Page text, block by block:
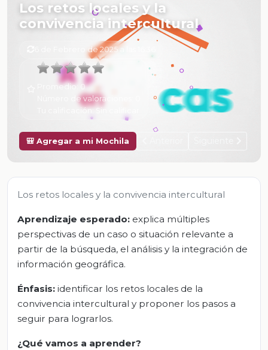
Los retos locales y la
convivencia intercultural
6 de Febrero de 2025 a las 16:36
Promedio: 0
Número de valoraciones:
Tu calificación: Sin calificar
🎒 Agregar a mi Mochila
Los retos locales y la convivencia intercultural
Aprendizaje esperado: explica múltiples
perspectivas de un caso o situación relevante a
partir de la búsqueda, el análisis y la integración de
información geográfica.
Énfasis: identificar los retos locales de la
convivencia intercultural y proponer los pasos a
seguir para lograrlos.
¿Qué vamos a aprender?